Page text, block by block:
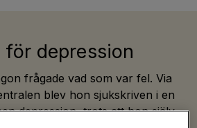
depression
frågade vad som var fel. Via
blev hon sjukskriven i en
depression, trots att hon själv